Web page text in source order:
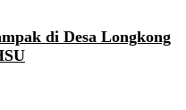
di Desa Longkong